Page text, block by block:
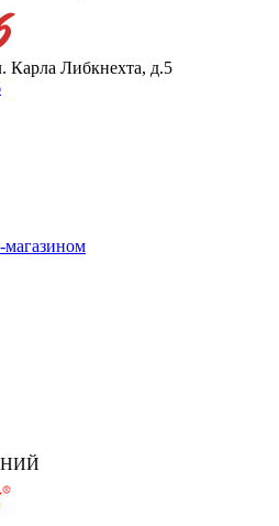
Карла Либкнехта, д.5
магазином